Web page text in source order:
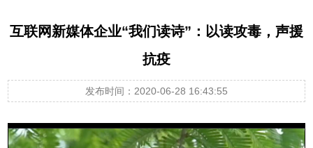
互联网新媒体企业“我们读诗”：以读攻毒，声援
抗疫
发布时间：2020-06-28 16:43:55